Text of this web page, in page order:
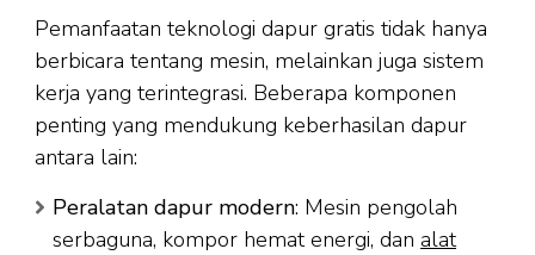
Pemanfaatan teknologi dapur gratis tidak hanya
berbicara tentang mesin, melainkan juga sistem
kerja yang terintegrasi. Beberapa komponen
penting yang mendukung keberhasilan dapur
antara lain:
Peralatan dapur modern: Mesin pengolah
serbaguna, kompor hemat energi, dan alat